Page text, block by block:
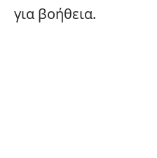
για βοήθεια.